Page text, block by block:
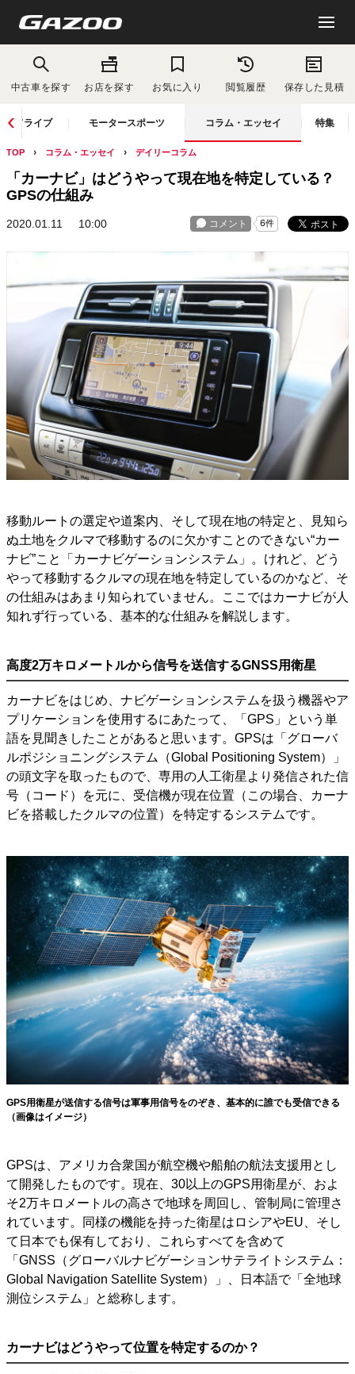
中古車を探す お店を探す お気に入り 閲覧履歴 保存した見積
ドライブ モータースポーツ コラム・エッセイ 特集
TOP コラム・エッセイ デイリーコラム
「カーナビ」はどうやって現在地を特定している？
GPSの仕組み
2020.01.11 10:00
移動ルートの選定や道案内、そして現在地の特定と、見知ら
ぬ土地をクルマで移動するのに欠かすことのできない“カー
ナビ”こと「カーナビゲーションシステム」。けれど、どう
やって移動するクルマの現在地を特定しているのかなど、そ
の仕組みはあまり知られていません。ここではカーナビが人
知れず行っている、基本的な仕組みを解説します。
高度2万キロメートルから信号を送信するGNSS用衛星
カーナビをはじめ、ナビゲーションシステムを扱う機器やア
プリケーションを使用するにあたって、「GPS」という単
語を見聞きしたことがあると思います。GPSは「グローバ
ルポジショニングシステム（Global Positioning System）」
の頭文字を取ったもので、専用の人工衛星より発信された信
号（コード）を元に、受信機が現在位置（この場合、カーナ
ビを搭載したクルマの位置）を特定するシステムです。
GPS用衛星が送信する信号は軍事用信号をのぞき、基本的に誰でも受信できる
（画像はイメージ）
GPSは、アメリカ合衆国が航空機や船舶の航法支援用とし
て開発したものです。現在、30以上のGPS用衛星が、およ
そ2万キロメートルの高さで地球を周回し、管制局に管理さ
れています。同様の機能を持った衛星はロシアやEU、そし
て日本でも保有しており、これらすべてを含めて
「GNSS（グローバルナビゲーションサテライトシステム：
Global Navigation Satellite System）」、日本語で「全地球
測位システム」と総称します。
カーナビはどうやって位置を特定するのか？